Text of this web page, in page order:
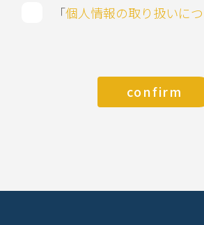
「個人情報の取り扱いに